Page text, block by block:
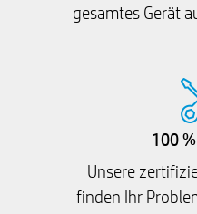
gesamtes Gerät
100
Unsere
finden Ihr